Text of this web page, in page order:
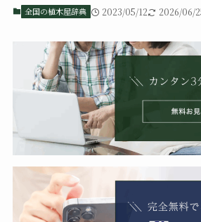
全国の植木屋辞典 2023/05/12 2026/06/